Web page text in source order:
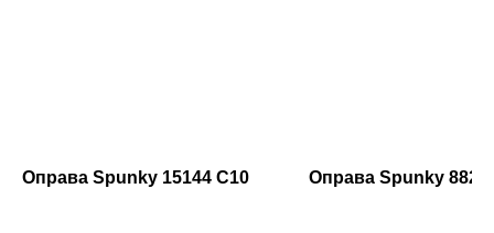
Оправа Spunky 15144 C10 Оправа Spunky